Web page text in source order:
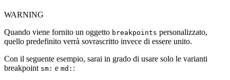
WARNING
Quando viene fornito un oggetto breakpoints personalizzato,
quello predefinito verrà sovrascritto invece di essere unito.
Con il seguente esempio, sarai in grado di usare solo le varianti
breakpoint sm: e md: :